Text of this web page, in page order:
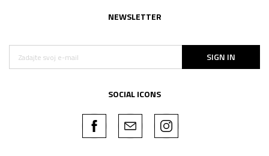
NEWSLETTER
SIGN IN
SOCIAL ICONS